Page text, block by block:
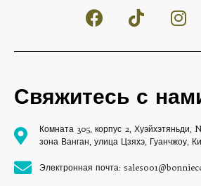
Свяжитесь с
Комната 305, корпус 2,
зона Ванган, улица Цзяхэ, Гуанчжоу,
Электронная почта: